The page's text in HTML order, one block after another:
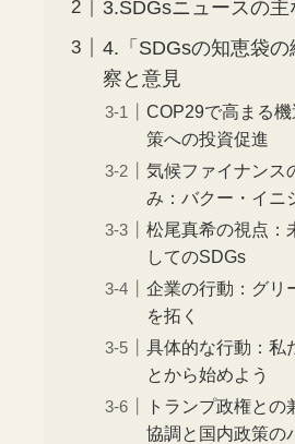
3.SDGsニュースの主
4.「SDGsの知恵袋
察と意見
COP29で高まる
策への投資促進
気候ファイナンス
み：バクー・イニ
松尾真希の視点：
してのSDGs
企業の行動：グリ
を拓く
具体的な行動：私
とから始めよう
トランプ政権との
協調と国内政策の